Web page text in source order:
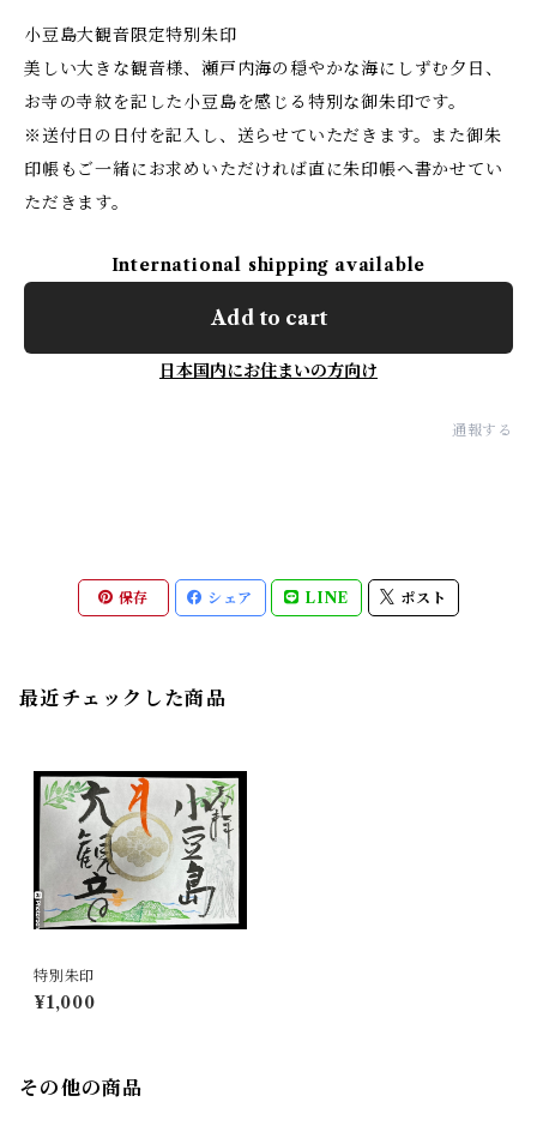
小豆島大観音限定特別朱印
美しい大きな観音様、瀬戸内海の穏やかな海にしずむ夕日、
お寺の寺紋を記した小豆島を感じる特別な御朱印です。
※送付日の日付を記入し、送らせていただきます。また御朱
印帳もご一緒にお求めいただければ直に朱印帳へ書かせてい
ただきます。
International shipping available
Add to cart
日本国内にお住まいの方向け
通報する
保存 シェア LINE ポスト
最近チェックした商品
特別朱印
¥1,000
その他の商品